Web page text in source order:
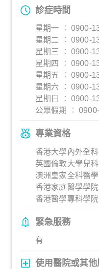
診症時間
星期一 ︰ 0900-
星期二 ︰ 0900-
星期三 ︰ 0900-
星期四 ︰ 0900-
星期五 ︰ 0900-
星期六 ︰ 0900-
星期日 ︰ 0900-
公眾假期 ︰
專業資格
香港大學內外全
英國倫敦大學兒
澳洲皇家全科醫
香港家庭醫學學
香港醫學專科學
緊急服務
有
使用醫院或其